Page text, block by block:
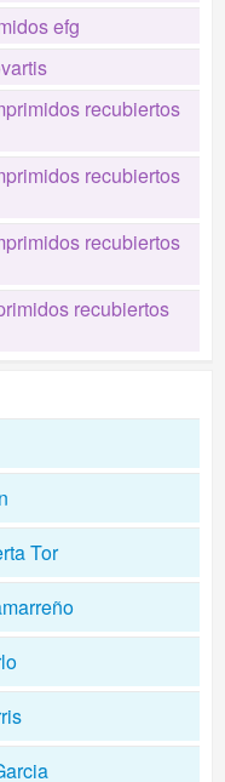
efg
recubiertos
recubiertos
recubiertos
recubiertos
Tor